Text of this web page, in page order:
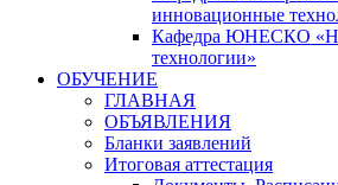
инновационные
Кафедра ЮНЕСКО
технологии»
ОБУЧЕНИЕ
ГЛАВНАЯ
ОБЪЯВЛЕНИЯ
Бланки заявлений
Итоговая аттестация